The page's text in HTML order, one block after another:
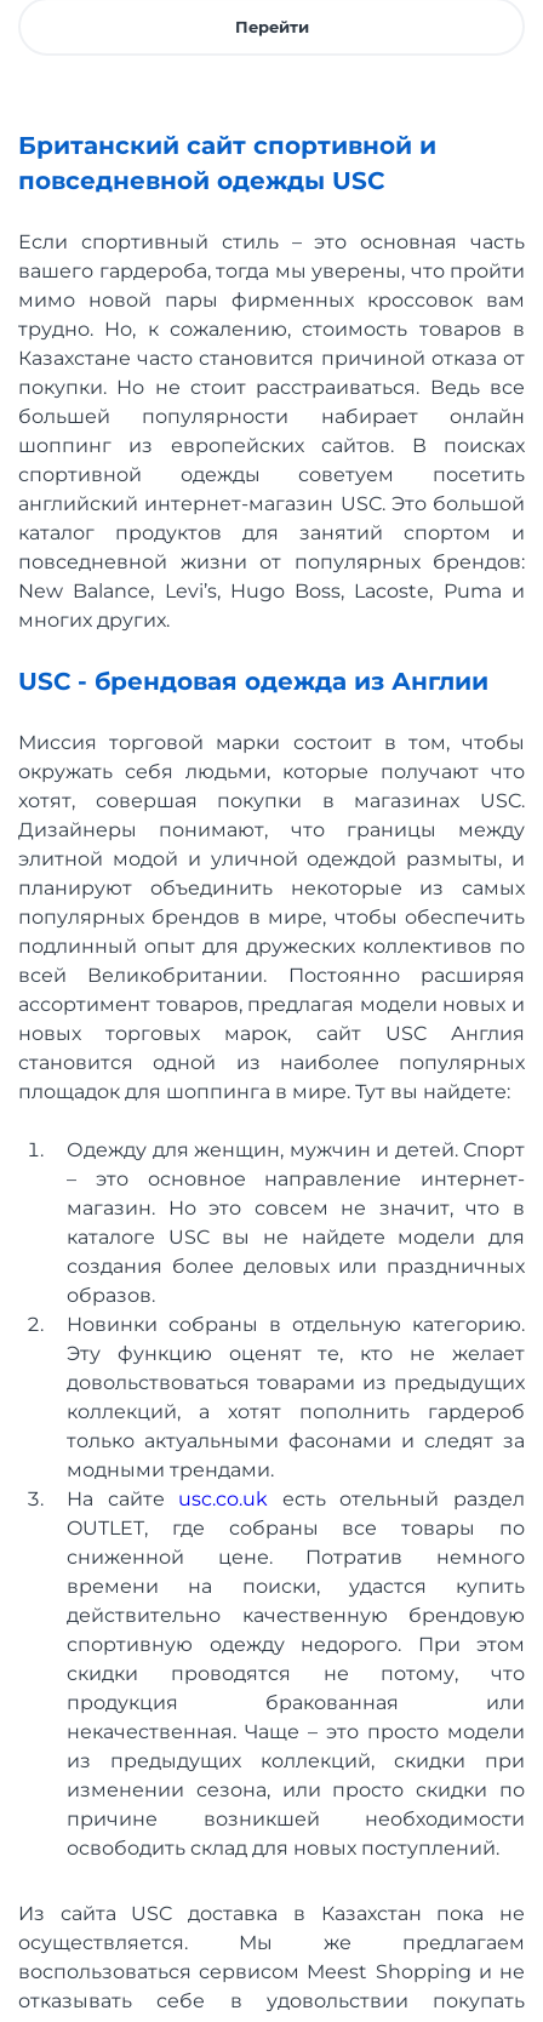
Перейти
Британский сайт спортивной и
повседневной одежды USC
Если спортивный стиль – это основная часть
вашего гардероба, тогда мы уверены, что пройти
мимо новой пары фирменных кроссовок вам
трудно. Но, к сожалению, стоимость товаров в
Казахстане часто становится причиной отказа от
покупки. Но не стоит расстраиваться. Ведь все
большей популярности набирает онлайн
шоппинг из европейских сайтов. В поисках
спортивной одежды советуем посетить
английский интернет-магазин USC. Это большой
каталог продуктов для занятий спортом и
повседневной жизни от популярных брендов:
New Balance, Levi’s, Hugo Boss, Lacoste, Puma и
многих других.
USC - брендовая одежда из Англии
Миссия торговой марки состоит в том, чтобы
окружать себя людьми, которые получают что
хотят, совершая покупки в магазинах USC.
Дизайнеры понимают, что границы между
элитной модой и уличной одеждой размыты, и
планируют объединить некоторые из самых
популярных брендов в мире, чтобы обеспечить
подлинный опыт для дружеских коллективов по
всей Великобритании. Постоянно расширяя
ассортимент товаров, предлагая модели новых и
новых торговых марок, сайт USC Англия
становится одной из наиболее популярных
площадок для шоппинга в мире. Тут вы найдете:
Одежду для женщин, мужчин и детей. Спорт
– это основное направление интернет-
магазин. Но это совсем не значит, что в
каталоге USC вы не найдете модели для
создания более деловых или праздничных
образов.
Новинки собраны в отдельную категорию.
Эту функцию оценят те, кто не желает
довольствоваться товарами из предыдущих
коллекций, а хотят пополнить гардероб
только актуальными фасонами и следят за
модными трендами.
На сайте usc.co.uk есть отельный раздел
OUTLET, где собраны все товары по
сниженной цене. Потратив немного
времени на поиски, удастся купить
действительно качественную брендовую
спортивную одежду недорого. При этом
скидки проводятся не потому, что
продукция бракованная или
некачественная. Чаще – это просто модели
из предыдущих коллекций, скидки при
изменении сезона, или просто скидки по
причине возникшей необходимости
освободить склад для новых поступлений.
Из сайта USC доставка в Казахстан пока не
осуществляется. Мы же предлагаем
воспользоваться сервисом Meest Shopping и не
отказывать себе в удовольствии покупать